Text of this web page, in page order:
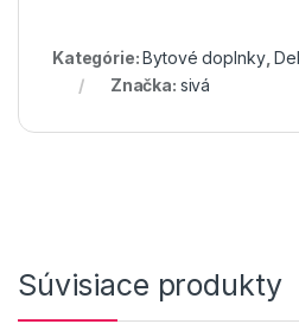
Kategórie:Bytové doplnky,
Značka: sivá
Súvisiace produkty